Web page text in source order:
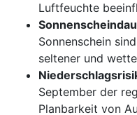
Luftfeuchte
Sonnenschein
seltener und
September der
Planbarkeit von